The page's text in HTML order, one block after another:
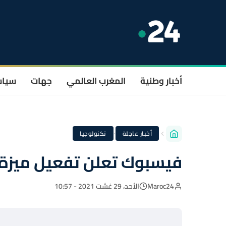
أخبار وطنية المغرب العالمي جهات
أخبار عاجلة · تكنولوجيا
فيسبوك تعلن تفعيل
Maroc24 الأحد، 29 غشت 2021 - 10:57